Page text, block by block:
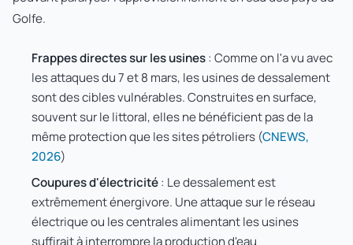
Golfe.
Frappes directes sur les usines: Comme on l'a vu avec
les attaques du 7 et 8 mars, les usines de dessalement
sont des cibles vulnérables. Construites en surface,
souvent sur le littoral, elles ne bénéficient pas de la
même protection que les sites pétroliers (CNEWS,
2026)
Coupures d'électricité: Le dessalement est
extrêmement énergivore. Une attaque sur le réseau
électrique ou les centrales alimentant les usines
suffirait à interrompre la production d'eau